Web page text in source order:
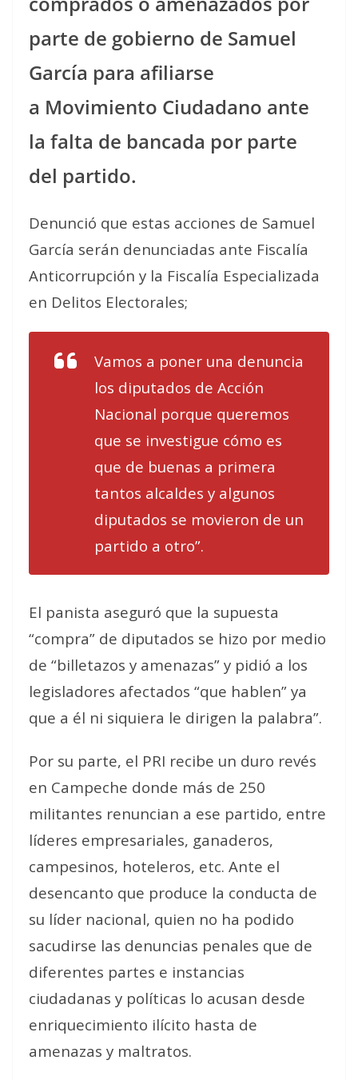
parte de gobierno de Samuel
García para afiliarse
a Movimiento Ciudadano ante
la falta de bancada por parte
del partido.
Denunció que estas acciones de Samuel
García serán denunciadas ante Fiscalía
Anticorrupción y la Fiscalía Especializada
en Delitos Electorales;
Vamos a poner una denuncia
los diputados de Acción
Nacional porque queremos
que se investigue cómo es
que de buenas a primera
tantos alcaldes y algunos
diputados se movieron de un
partido a otro”.
El panista aseguró que la supuesta
“compra” de diputados se hizo por medio
de “billetazos y amenazas” y pidió a los
legisladores afectados “que hablen” ya
que a él ni siquiera le dirigen la palabra”.
Por su parte, el PRI recibe un duro revés
en Campeche donde más de 250
militantes renuncian a ese partido, entre
líderes empresariales, ganaderos,
campesinos, hoteleros, etc. Ante el
desencanto que produce la conducta de
su líder nacional, quien no ha podido
sacudirse las denuncias penales que de
diferentes partes e instancias
ciudadanas y políticas lo acusan desde
enriquecimiento ilícito hasta de
amenazas y maltratos.